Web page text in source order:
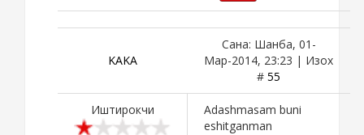
KAKA
Сана: Шанба, 01-
Мар-2014, 23:23 | Изох
# 55
Иштирокчи
Adashmasam buni
eshitganman